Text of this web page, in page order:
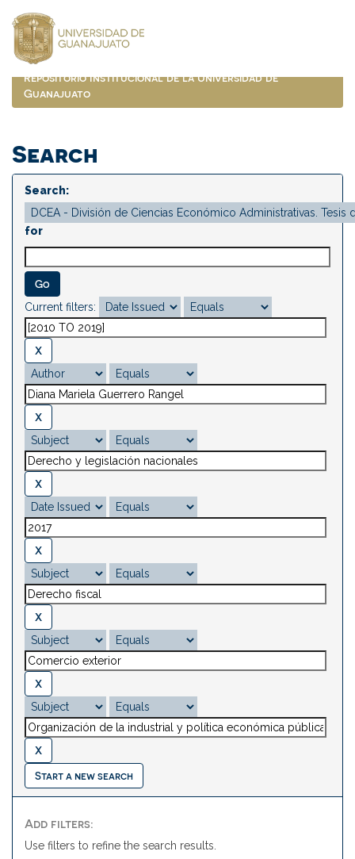
navigation
Repositorio Institucional de la Universidad de
Guanajuato
Search
Search:
for
Current filters:
Start a new search
Add filters:
Use filters to refine the search results.